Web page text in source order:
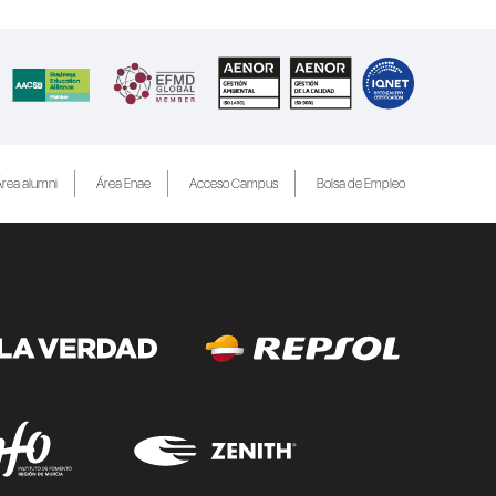
alumni Área Enae Acceso Campus Bolsa de Empleo